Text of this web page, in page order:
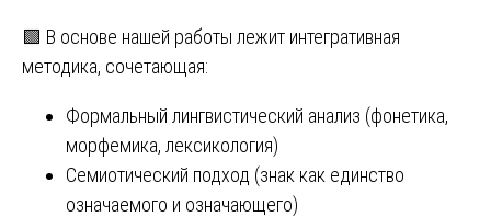
🟩 В основе нашей работы лежит интегративная
методика, сочетающая:
Формальный лингвистический анализ (фонетика,
морфемика, лексикология)
Семиотический подход (знак как единство
означаемого и означающего)